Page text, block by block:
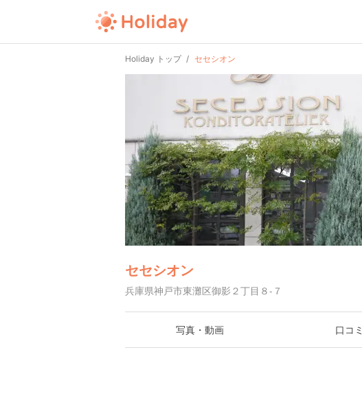
Holiday トップ セセシオン
セセシオン
兵庫県神戸市東灘区御影２丁目８-７
写真・動画 口コミ